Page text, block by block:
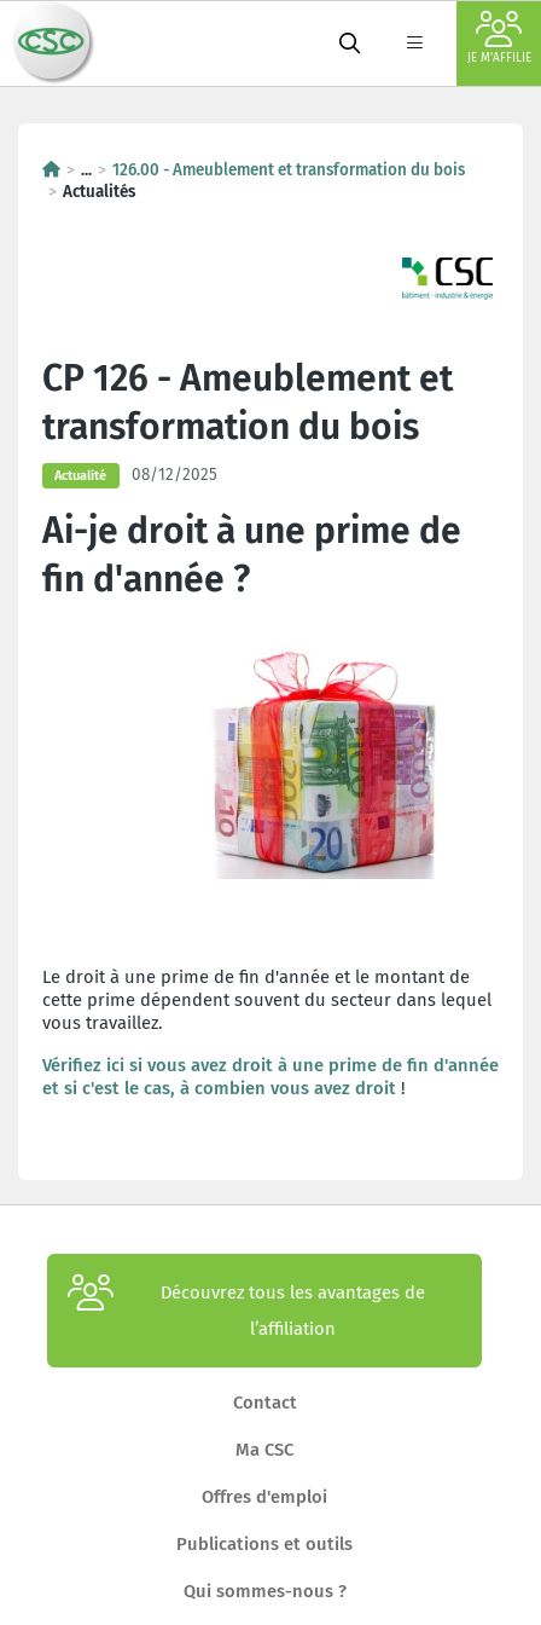
JE M'AFFILIE
...
126.00 - Ameublement et transformation du bois
Actualités
CP 126 - Ameublement et
transformation du bois
Actualité 08/12/2025
Ai-je droit à une prime de
fin d'année ?
Le droit à une prime de fin d'année et le montant de
cette prime dépendent souvent du secteur dans lequel
vous travaillez.
Vérifiez ici si vous avez droit à une prime de fin d'année
et si c'est le cas, à combien vous avez droit !
Découvrez tous les avantages de
l’affiliation
Contact
Ma CSC
Offres d'emploi
Publications et outils
Qui sommes-nous ?